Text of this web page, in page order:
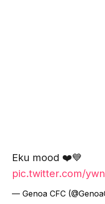
Eku mood ❤️💙
pic.twitter.com/
— Genoa CFC